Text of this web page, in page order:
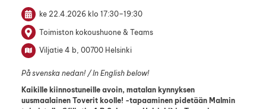
ke 22.4.2026 klo 17:30–19:30
Toimiston kokoushuone & Teams
Viljatie 4 b, 00700 Helsinki
På svenska nedan! / In English below!
Kaikille kiinnostuneille avoin, matalan kynnyksen
uusmaalainen Toverit koolle! -tapaaminen pidetään Malmin